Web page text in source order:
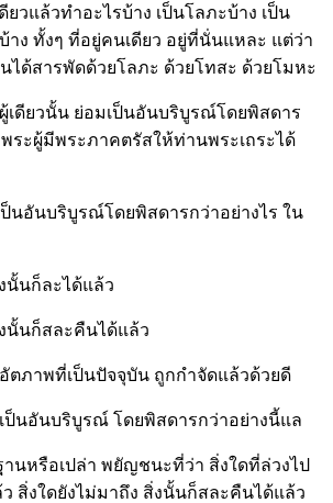
ยวแล้วทำอะไรบ้าง เป็นโลภะบ้าง เป็น
าง ทั้งๆ ที่อยู่คนเดียว อยู่ที่นั่นแหละ แต่ว่า
ได้สารพัดด้วยโลภะ ด้วยโทสะ ด้วยโมหะ
เดียวนั้น ย่อมเป็นอันบริบูรณ์โดยพิสดาร
ระผู้มีพระภาคตรัสให้ท่านพระเถระได้
ป็นอันบริบูรณ์โดยพิสดารกว่าอย่างไร ใน
นั้นก็ละได้แล้ว
นั้นก็สละคืนได้แล้ว
ตภาพที่เป็นปัจจุบัน ถูกกำจัดแล้วด้วยดี
ป็นอันบริบูรณ์ โดยพิสดารกว่าอย่างนี้แล
นหรือเปล่า พยัญชนะที่ว่า สิ่งใดที่ล่วงไป
สิ่งใดยังไม่มาถึง สิ่งนั้นก็สละคืนได้แล้ว